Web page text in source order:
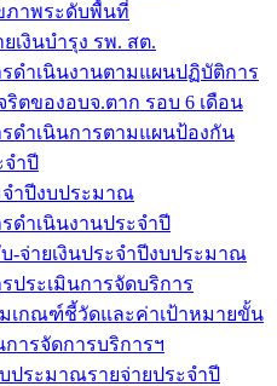
าพระดับพื้นที่
เงินบำรุง รพ. สต.
ดำเนินงานตามแผนปฏิบัติการ
ตของอบจ.ตาก รอบ 6 เดือน
ดำเนินการตามแผนป้องกัน
ำปี
จำปีงบประมาณ
ดำเนินงานประจำปี
-จ่ายเงินประจำปีงบประมาณ
ประเมินการจัดบริการ
เกณฑ์ชี้วัดและค่าเป้าหมายขั้น
ารจัดการบริการฯ
ประมาณรายจ่ายประจำปี